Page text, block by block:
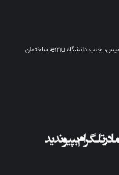
قبرس شمالی، فاماگوستا، خیابان سالامیس، جنب دانشگاه emu، ساختمان